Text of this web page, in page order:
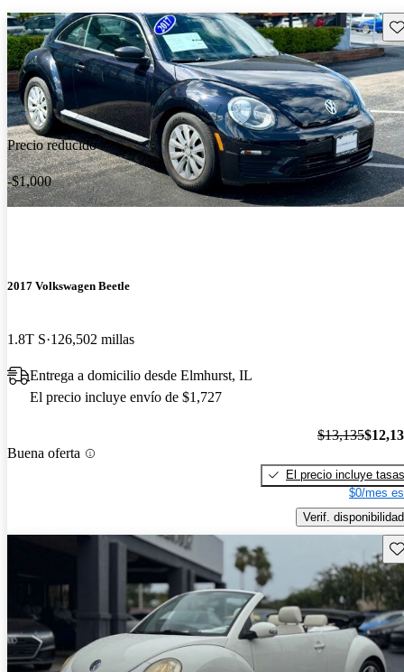
Precio reducido
-$1,000
2017 Volkswagen Beetle
1.8T S 126,502 millas
Entrega a domicilio desde Elmhurst, IL
El precio incluye envío de $1,727
Buena oferta
$13,135
El precio incluye tasas
$0/mes
Verif. disponibilidad